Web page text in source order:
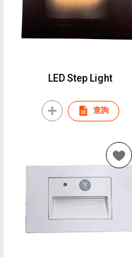
LED Step Light
查詢